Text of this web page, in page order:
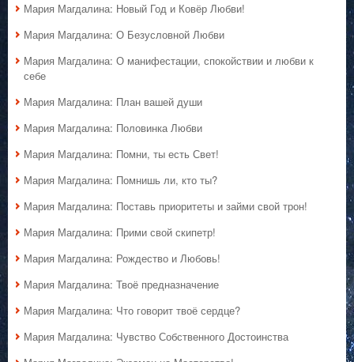
Мария Магдалина: Новый Год и Ковёр Любви!
Мария Магдалина: О Безусловной Любви
Мария Магдалина: О манифестации, спокойствии и любви к
себе
Мария Магдалина: План вашей души
Мария Магдалина: Половинка Любви
Мария Магдалина: Помни, ты есть Свет!
Мария Магдалина: Помнишь ли, кто ты?
Мария Магдалина: Поставь приоритеты и займи свой трон!
Мария Магдалина: Прими свой скипетр!
Мария Магдалина: Рождество и Любовь!
Мария Магдалина: Твоё предназначение
Мария Магдалина: Что говорит твоё сердце?
Мария Магдалина: Чувство Собственного Достоинства